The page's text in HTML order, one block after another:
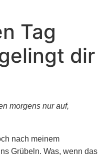
Tag
dir
morgens nur auf,
nach meinem
Grübeln. Was, wenn das